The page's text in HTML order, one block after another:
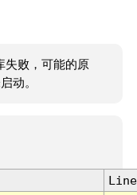
失败，可能的原
动。
Line